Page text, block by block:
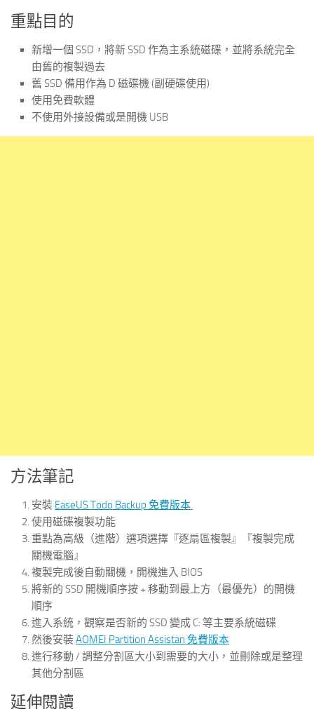
重點目的
新增一個 SSD，將新 SSD 作為主系統磁碟，並將系統完全
由舊的複製過去
舊 SSD 備用作為 D 磁碟機 (副硬碟使用)
使用免費軟體
不使用外接設備或是開機 USB
方法筆記
安裝 EaseUS Todo Backup 免費版本
使用磁碟複製功能
重點為高級（進階）選項選擇『逐扇區複製』『複製完成
關機電腦』
複製完成後自動關機，開機進入 BIOS
將新的 SSD 開機順序按 + 移動到最上方（最優先）的開機
順序
進入系統，觀察是否新的 SSD 變成 C: 等主要系統磁碟
然後安裝AOMEI Partition Assistan 免費版本
進行移動 / 調整分割區大小到需要的大小，並刪除或是整理
其他分割區
延伸閱讀